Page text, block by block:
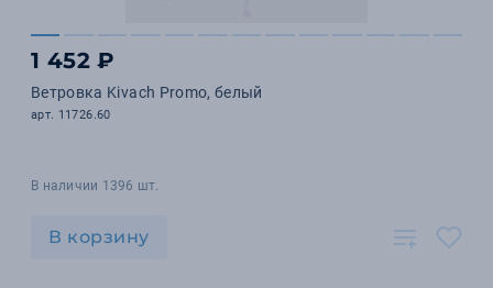
1 452 ₽
Ветровка Kivach Promo, белый
арт. 11726.60
В наличии 1396 шт.
В корзину